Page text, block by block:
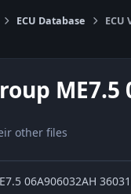
ECU Database ECU
other files
06A906032AH